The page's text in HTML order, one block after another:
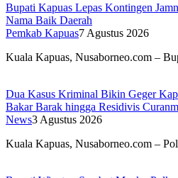
Bupati Kapuas Lepas Kontingen
Nama Baik Daerah
Pemkab Kapuas7 Agustus 2026
Kuala Kapuas, Nusaborneo.com –
Dua Kasus Kriminal Bikin Geger
Bakar Barak hingga Residivis
News3 Agustus 2026
Kuala Kapuas, Nusaborneo.com –